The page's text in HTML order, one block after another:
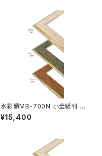
水彩額MB-700N 小全紙判 50
7×659ミリ
¥15,400